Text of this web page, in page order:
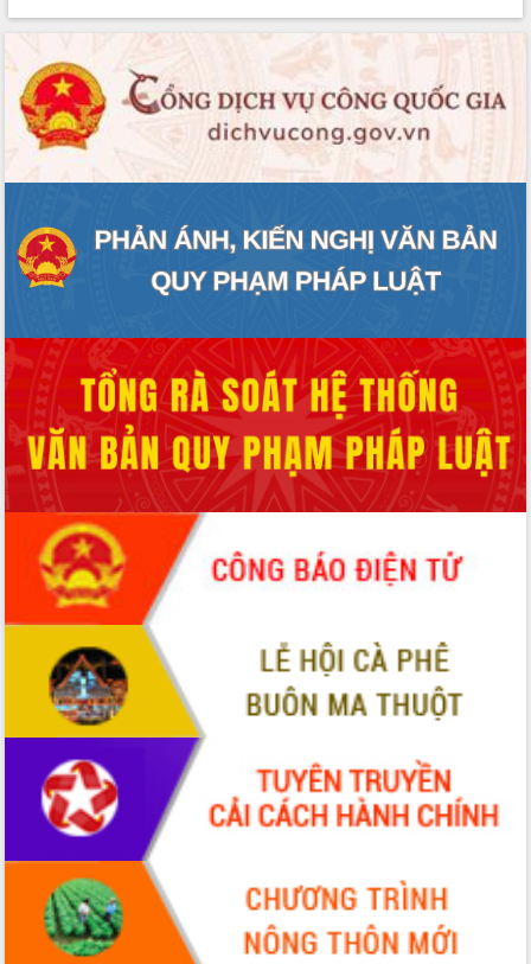
Lễ truy điệu và an táng hài cốt liệt sĩ
tại Nghĩa trang Liệt sĩ xã Sơn Hòa
Bàn giải pháp tháo gỡ khó khăn trong
xuất khẩu sầu riêng và triển khai quy
định EUDR
Thứ trưởng Bộ Nông nghiệp và Môi
sầu riêng tại Đắk Lắk
Trình diễn nghệ thuật chế biến các
món ăn từ sầu riêng
tiến đầu tư tỉnh
Ngành cá ngừ Đắk Lắk chủ động thích
ứng để giữ vững thị trường xuất khẩu
Diễn đàn Kinh tế tư nhân Việt Nam đột
phá cơ chế - Hợp tác công tư
Đề án 06 tạo bước ngoặt đột phá trong
cải cách hành chính tỉnh Đắk Lắk
Kết nối tour, đẩy mạnh chuyển đổi số
để phát triển du lịch Đắk Lắk
Khởi động Dự án Đầu tư xây dựng hạ
tầng kỹ thuật Cụm công nghiệp Tân
Gặp mặt các cơ quan báo chí nhân Kỷ
niệm 101 năm Ngày Báo chí Cách
mạng Việt Nam
Đắk Lắk sơ kết 4 năm triển khai thực
hiện Đề án 06 của Chính phủ
Họp báo thông tin về Hội nghị Công bố
Quy hoạch và Xúc tiến đầu tư tỉnh Đắk
Khơi thông điểm nghẽn, đẩy nhanh
giải ngân vốn khắc phục thiên tai
HĐND tỉnh thông qua điều chỉnh Quy
hoạch tỉnh thời kỳ 2021-2030